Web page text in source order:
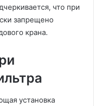
что при
запрещено
крана.
установка